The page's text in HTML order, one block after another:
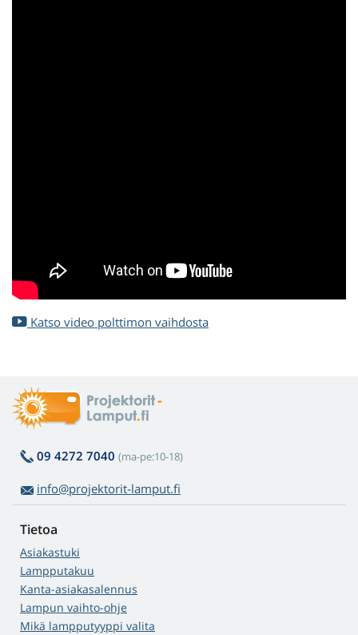
Katso video polttimon vaihdosta
09 4272 7040 (ma-pe:10-18)
info@projektorit-lamput.fi
Tietoa
Asiakastuki
Lampputakuu
Kanta-asiakasalennus
Lampun vaihto-ohje
Mikä lampputyyppi valita